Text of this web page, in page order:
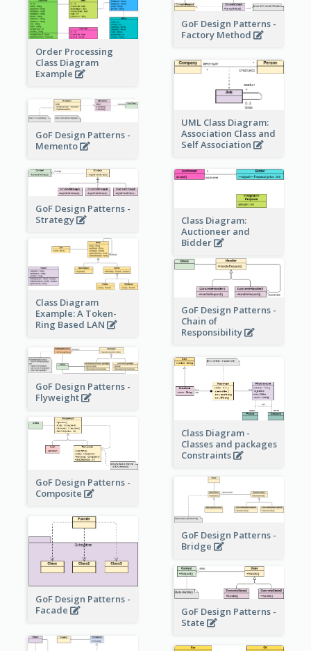
Order Processing
Class Diagram
Example
GoF Design Patterns -
Factory Method
UML Class Diagram:
Association Class and
Self Association
GoF Design Patterns -
Memento
GoF Design Patterns -
Strategy
Class Diagram:
Auctioneer and
Bidder
Class Diagram
Example: A Token-
Ring Based LAN
GoF Design Patterns -
Chain of
Responsibility
GoF Design Patterns -
Flyweight
Class Diagram -
Classes and packages
Constraints
GoF Design Patterns -
Composite
GoF Design Patterns -
Bridge
GoF Design Patterns -
Facade
GoF Design Patterns -
State